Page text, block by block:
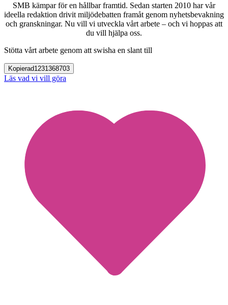
SMB kämpar för en hållbar framtid. Sedan starten 2010 har vår
ideella redaktion drivit miljödebatten framåt genom nyhetsbevakning
och granskningar. Nu vill vi utveckla vårt arbete – och vi hoppas att
du vill hjälpa oss.
Stötta vårt arbete genom att swisha en slant till
Kopierad1231368703
Läs vad vi vill göra